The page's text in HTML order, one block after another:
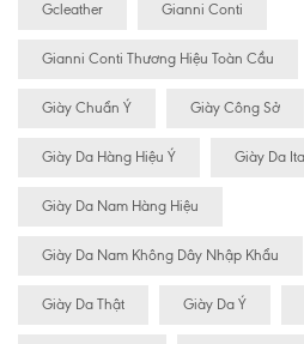
Gcleather Gianni Conti
Gianni Conti Thương Hiệu Toàn Cầu
Giày Chuẩn Ý Giày Công Sở
Giày Da Hàng Hiệu Ý Giày Da
Giày Da Nam Hàng Hiệu
Giày Da Nam Không Dây Nhập Khẩu
Giày Da Thật Giày Da Ý